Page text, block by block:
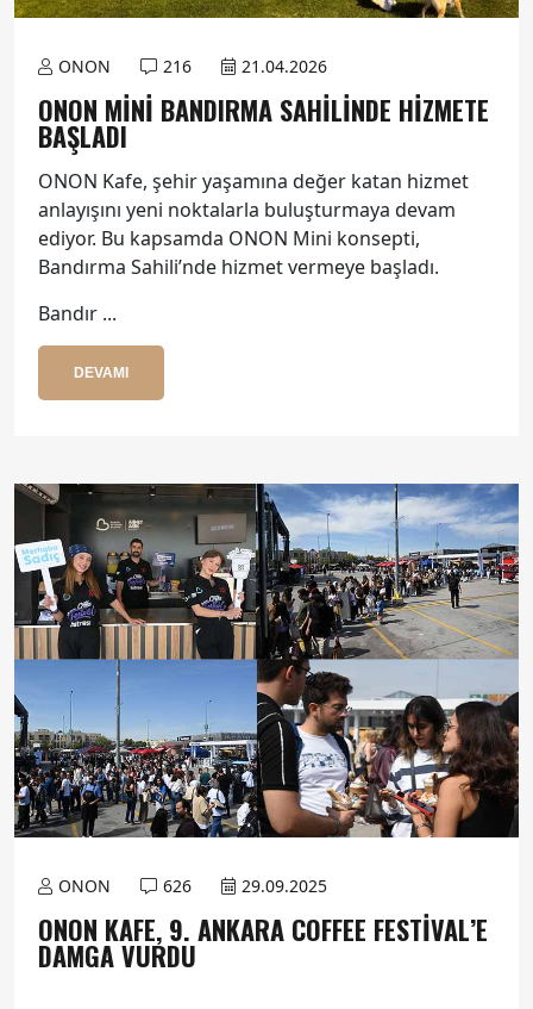
ONON 216 21.04.2026
ONON MINI BANDIRMA SAHILINDE HIZMETE
BAŞLADI
ONON Kafe, şehir yaşamına değer katan hizmet
anlayışını yeni noktalarla buluşturmaya devam
ediyor. Bu kapsamda ONON Mini konsepti,
Bandırma Sahili’nde hizmet vermeye başladı.
Bandır ...
DEVAMI
ONON 626 29.09.2025
ONON KAFE, 9. ANKARA COFFEE FESTIVAL’E
DAMGA VURDU